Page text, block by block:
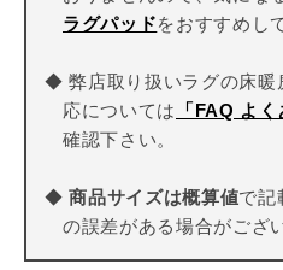
ラグパッドをおすすめし
◆ 弊店取り扱いラグの床暖
応については
「FAQ よく
確認下さい。
◆商品サイズは概算値で記
の誤差がある場合がござ